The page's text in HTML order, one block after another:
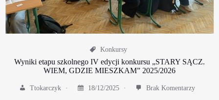
Konkursy
Wyniki etapu szkolnego IV edycji konkursu „STARY SĄCZ.
WIEM, GDZIE MIESZKAM” 2025/2026
Ttokarczyk 18/12/2025 Brak Komentarzy